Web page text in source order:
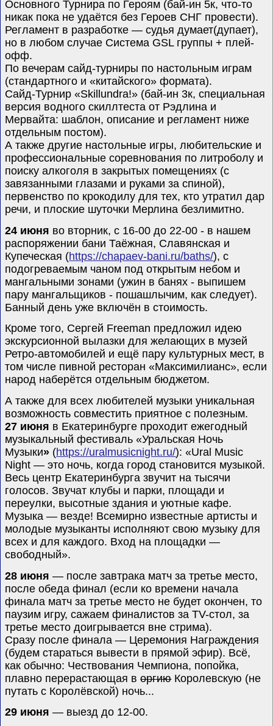
Основного Турнира по Героям (бай-ин5к, что-то
никак пока не удаётся без Героев СНГ провести).
Регламент в разработке — судья думает(дупает),
но в любом случае Система GSL группы + плей-
офф.
По вечерам сайд-турниры по настольным играм
(стандартного и «китайского» формата).
Сайд-Турнир «Skillundra!» (бай-ин 3к, специальная
версия водного скиллтеста от Рэдлина и
Мервайта: шаблон, описание и регламент ниже
отдельным постом).
А также другие настольные игры, любительские и
профессиональные соревнования по литроболу и
поиску алкоголя в закрытых помещениях (с
завязанными глазами и руками за спиной),
первенство по крокодилу для тех, кто утратил дар
речи, и плоские шуточки Мерлина безлимитно.
24 июня во вторник, с 16-00 до 22-00 - в нашем
распоряжении бани Таёжная, Славянская и
Купеческая (https://chapaev-bani.ru/baths/), с
подогреваемым чаном под открытым небом и
мангальными зонами (ужин в банях - выпишем
пару мангальщиков - пошашлычим, как следует).
Банный день уже включён в стоимость.
Кроме того, Сергей Freeman предложил идею
экскурсионной вылазки для желающих в музей
Ретро-автомобилей и ещё пару культурных мест, в
том числе пивной ресторан «Максимилианс», если
народ наберётся отдельным бюджетом.
А также для всех любителей музыки уникальная
возможность совместить приятное с полезным.
27 июня в Екатеринбурге проходит ежегодный
музыкальный фестиваль «Уральская Ночь
Музыки» (https://uralmusicnight.ru/): «Ural Music
Night — это ночь, когда город становится музыкой.
Весь центр Екатеринбурга звучит на тысячи
голосов.Звучат клубы и парки, площади и
переулки, высотные здания и уютные кафе.
Музыка — везде! Всемирно известные артисты и
молодые музыканты исполняют свою музыку для
всех и для каждого. Вход на площадки —
свободный».
28 июня — после завтрака матч за третье место,
после обеда финал (если ко времени начала
финала матч за третье место не будет окончен, то
паузим игру, сажаем финалистов заTV-стол, за
третье место доигрывается вне стрима).
Сразу после финала — Церемония Награждения
(будем стараться вывести в прямой эфир). Всё,
как обычно: Чествования Чемпиона, попойка,
плавно перерастающая воргиюКоролевскую (не
путать с Королёвской) ночь...
29 июня — выезд до 12-00.